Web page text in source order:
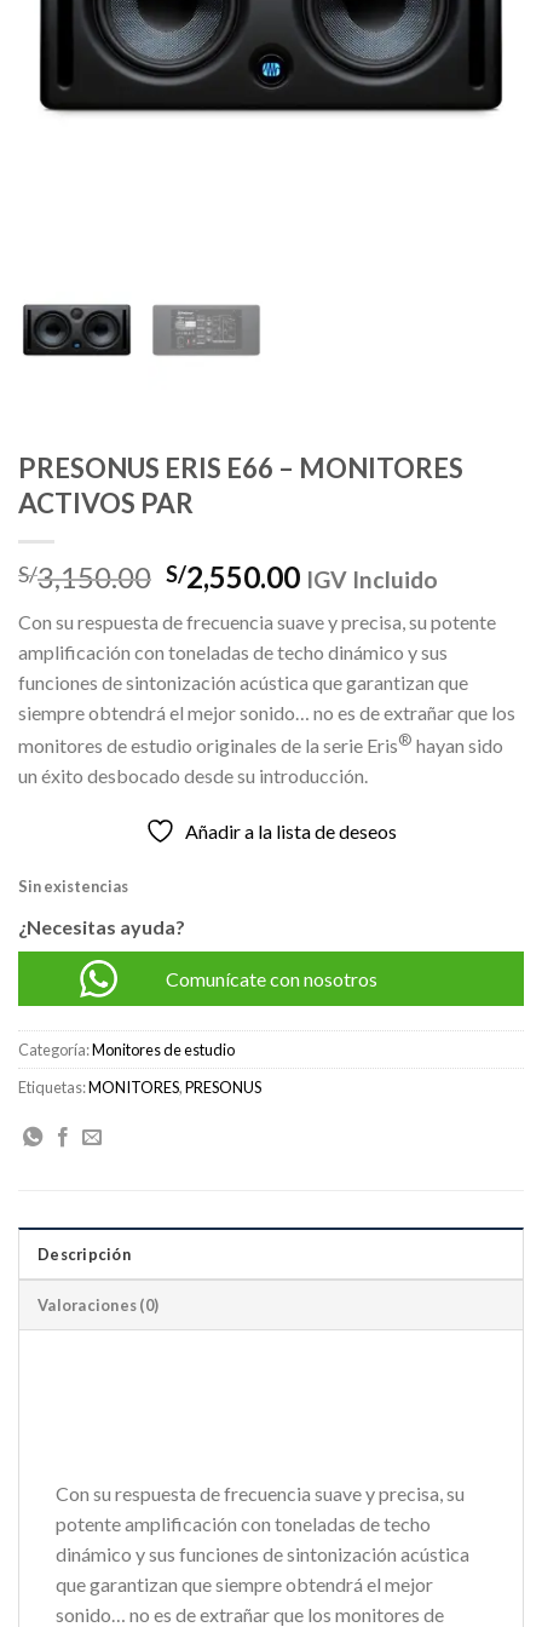
PRESONUS ERIS E66 – MONITORES
ACTIVOS PAR
S/3,150.00 El
precio
original
era:
S/3,150.00.
S/2,550.00El
actual
es:
S/2,550.00.
IGV Incluido
Con su respuesta de frecuencia suave y precisa, su potente
amplificación con toneladas de techo dinámico y sus
funciones de sintonización acústica que garantizan que
siempre obtendrá el mejor sonido… no es de extrañar que los
monitores de estudio originales de la serie Eris® hayan sido
un éxito desbocado desde su introducción.
Añadir a la lista de deseos
Sin existencias
¿Necesitas ayuda?
Comunícate con nosotros
Categoría:Monitores de estudio
Etiquetas:MONITORES,PRESONUS
Descripción
Valoraciones (0)
Con su respuesta de frecuencia suave y precisa, su
potente amplificación con toneladas de techo
dinámico y sus funciones de sintonización acústica
que garantizan que siempre obtendrá el mejor
sonido… no es de extrañar que los monitores de